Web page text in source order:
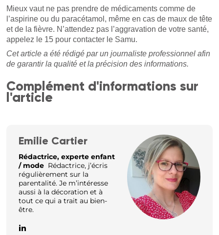
Mieux vaut ne pas prendre de médicaments comme de
l’aspirine ou du paracétamol, même en cas de maux de tête
et de la fièvre. N’attendez pas l’aggravation de votre santé,
appelez le 15 pour contacter le Samu.
Cet article a été rédigé par un journaliste professionnel afin
de garantir la qualité et la précision des informations.
Complément d'informations sur
l'article
Emilie Cartier
Rédactrice, experte enfant
/ mode Rédactrice, j’écris
régulièrement sur la
parentalité. Je m’intéresse
aussi à la décoration et à
tout ce qui a trait au bien-
être.